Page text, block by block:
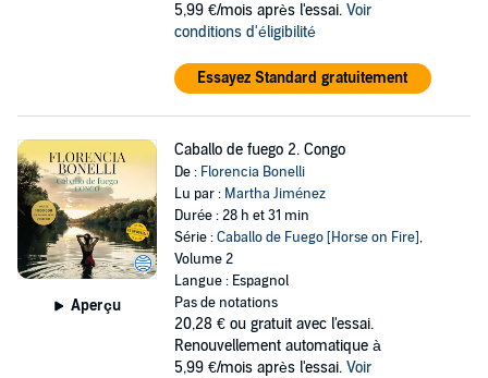
5,99 €/mois après l'essai. Voir
conditions d'éligibilité
Essayez Standard gratuitement
Aperçu
Caballo de fuego 2. Congo
De : Florencia Bonelli
Lu par : Martha Jiménez
Durée : 28 h et 31 min
Série :Caballo de Fuego [Horse on Fire],
Volume 2
Langue : Espagnol
Pas de notations
20,28 € ou gratuit avec l'essai.
Renouvellement automatique à
5,99 €/mois après l'essai. Voir